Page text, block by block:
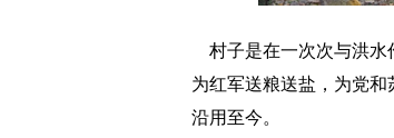
村子是在一次次与洪水
为红军送粮送盐，为党和
沿用至今。